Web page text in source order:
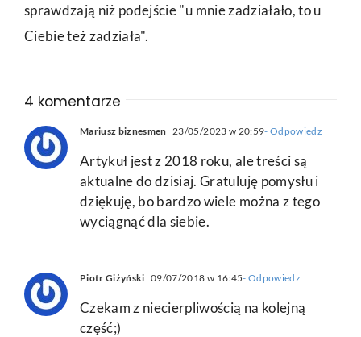
sprawdzają niż podejście "u mnie zadziałało, to u
Ciebie też zadziała".
4 komentarze
Mariusz biznesmen 23/05/2023 w 20:59- Odpowiedz
Artykuł jest z 2018 roku, ale treści są
aktualne do dzisiaj. Gratuluję pomysłu i
dziękuję, bo bardzo wiele można z tego
wyciągnąć dla siebie.
Piotr Giżyński 09/07/2018 w 16:45- Odpowiedz
Czekam z niecierpliwością na kolejną
część;)